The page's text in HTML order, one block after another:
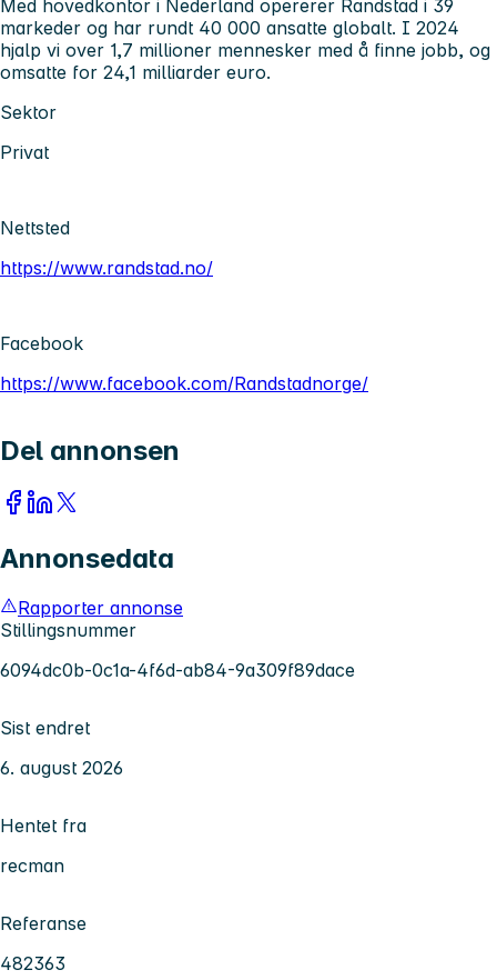
Med hovedkontor i Nederland opererer Randstad i 39
markeder og har rundt 40 000 ansatte globalt. I 2024
hjalp vi over 1,7 millioner mennesker med å finne jobb, og
omsatte for 24,1 milliarder euro.
Sektor
Privat
Nettsted
https://www.randstad.no/
Facebook
https://www.facebook.com/Randstadnorge/
Del annonsen
Annonsedata
Rapporter annonse
Stillingsnummer
6094dc0b-0c1a-4f6d-ab84-9a309f89dace
Sist endret
6. august 2026
Hentet fra
recman
Referanse
482363